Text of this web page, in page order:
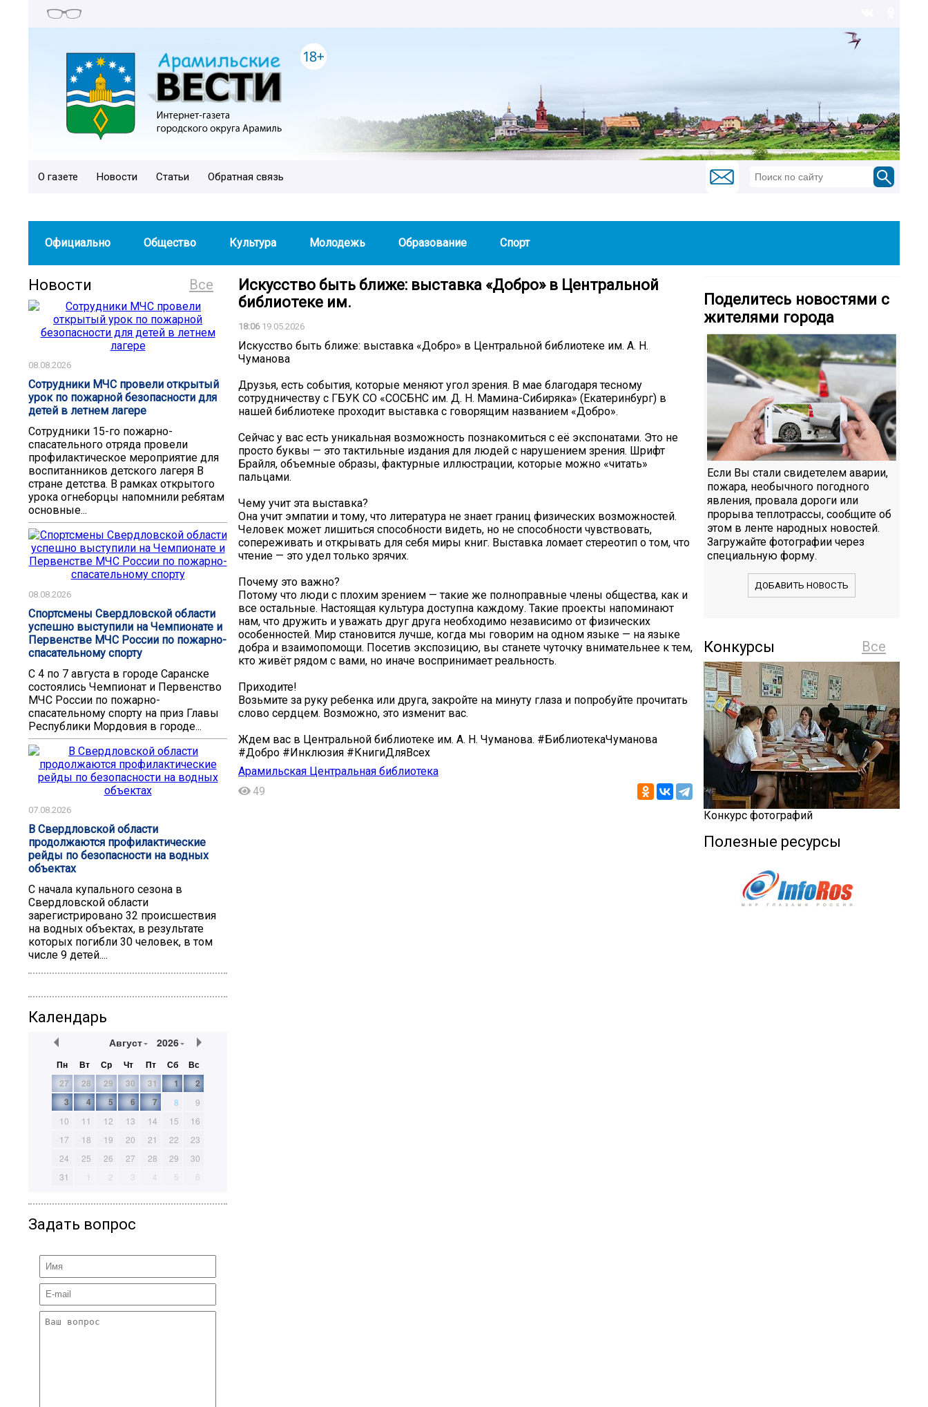
О газете Новости Статьи Обратная связь
Официально Общество Культура Молодежь Образование Спорт
Все
Новости
08.08.2026
Сотрудники МЧС провели открытый
урок по пожарной безопасности для
детей в летнем лагере
Сотрудники 15-го пожарно-
спасательного отряда провели
профилактическое мероприятие для
воспитанников детского лагеря В
стране детства. В рамках открытого
урока огнеборцы напомнили ребятам
основные...
08.08.2026
Спортсмены Свердловской области
успешно выступили на Чемпионате и
Первенстве МЧС России по пожарно-
спасательному спорту
С 4 по 7 августа в городе Саранске
состоялись Чемпионат и Первенство
МЧС России по пожарно-
спасательному спорту на приз Главы
Республики Мордовия в городе...
07.08.2026
В Свердловской области
продолжаются профилактические
рейды по безопасности на водных
объектах
С начала купального сезона в
Свердловской области
зарегистрировано 32 происшествия
на водных объектах, в результате
которых погибли 30 человек, в том
числе 9 детей....
Календарь
Август 2026
Пн Вт Ср Чт Пт Сб
Вс
27
28 29 30 31 1
2
3
4 5 6 7 8
9
10
11 12 13 14 15
16
17
18 19 20 21 22
23
24
25 26 27 28 29
30
31
1 2 3 4 5 6
Задать вопрос
Искусство быть ближе: выставка «Добро» в Центральной
библиотеке им.
18:0619.05.2026
Искусство быть ближе: выставка «Добро» в Центральной библиотеке им. А. Н.
Чуманова
Друзья, есть события, которые меняют угол зрения. В мае благодаря тесному
сотрудничеству с ГБУК СО «СОСБНС им. Д. Н. Мамина-Сибиряка» (Екатеринбург) в
нашей библиотеке проходит выставка с говорящим названием «Добро».
Сейчас у вас есть уникальная возможность познакомиться с её экспонатами. Это не
просто буквы — это тактильные издания для людей с нарушением зрения. Шрифт
Брайля, объемные образы, фактурные иллюстрации, которые можно «читать»
пальцами.
Чему учит эта выставка?
Она учит эмпатии и тому, что литература не знает границ физических возможностей.
Человек может лишиться способности видеть, но не способности чувствовать,
сопереживать и открывать для себя миры книг. Выставка ломает стереотип о том, что
чтение — это удел только зрячих.
Почему это важно?
Потому что люди с плохим зрением — такие же полноправные члены общества, как и
все остальные. Настоящая культура доступна каждому. Такие проекты напоминают
нам, что дружить и уважать друг друга необходимо независимо от физических
особенностей. Мир становится лучше, когда мы говорим на одном языке — на языке
добра и взаимопомощи. Посетив экспозицию, вы станете чуточку внимательнее к тем,
кто живёт рядом с вами, но иначе воспринимает реальность.
Приходите!
Возьмите за руку ребенка или друга, закройте на минуту глаза и попробуйте прочитать
слово сердцем. Возможно, это изменит вас.
Ждем вас в Центральной библиотеке им. А. Н. Чуманова. #БиблиотекаЧуманова
#Добро #Инклюзия #КнигиДляВсех
Арамильская Центральная библиотека
49
Поделитесь новостями с
жителями города
Если Вы стали свидетелем аварии,
пожара, необычного погодного
явления, провала дороги или
прорыва теплотрассы, сообщите об
этом в ленте народных новостей.
Загружайте фотографии через
специальную форму.
ДОБАВИТЬ НОВОСТЬ
Все
Конкурсы
Конкурс фотографий
Полезные ресурсы